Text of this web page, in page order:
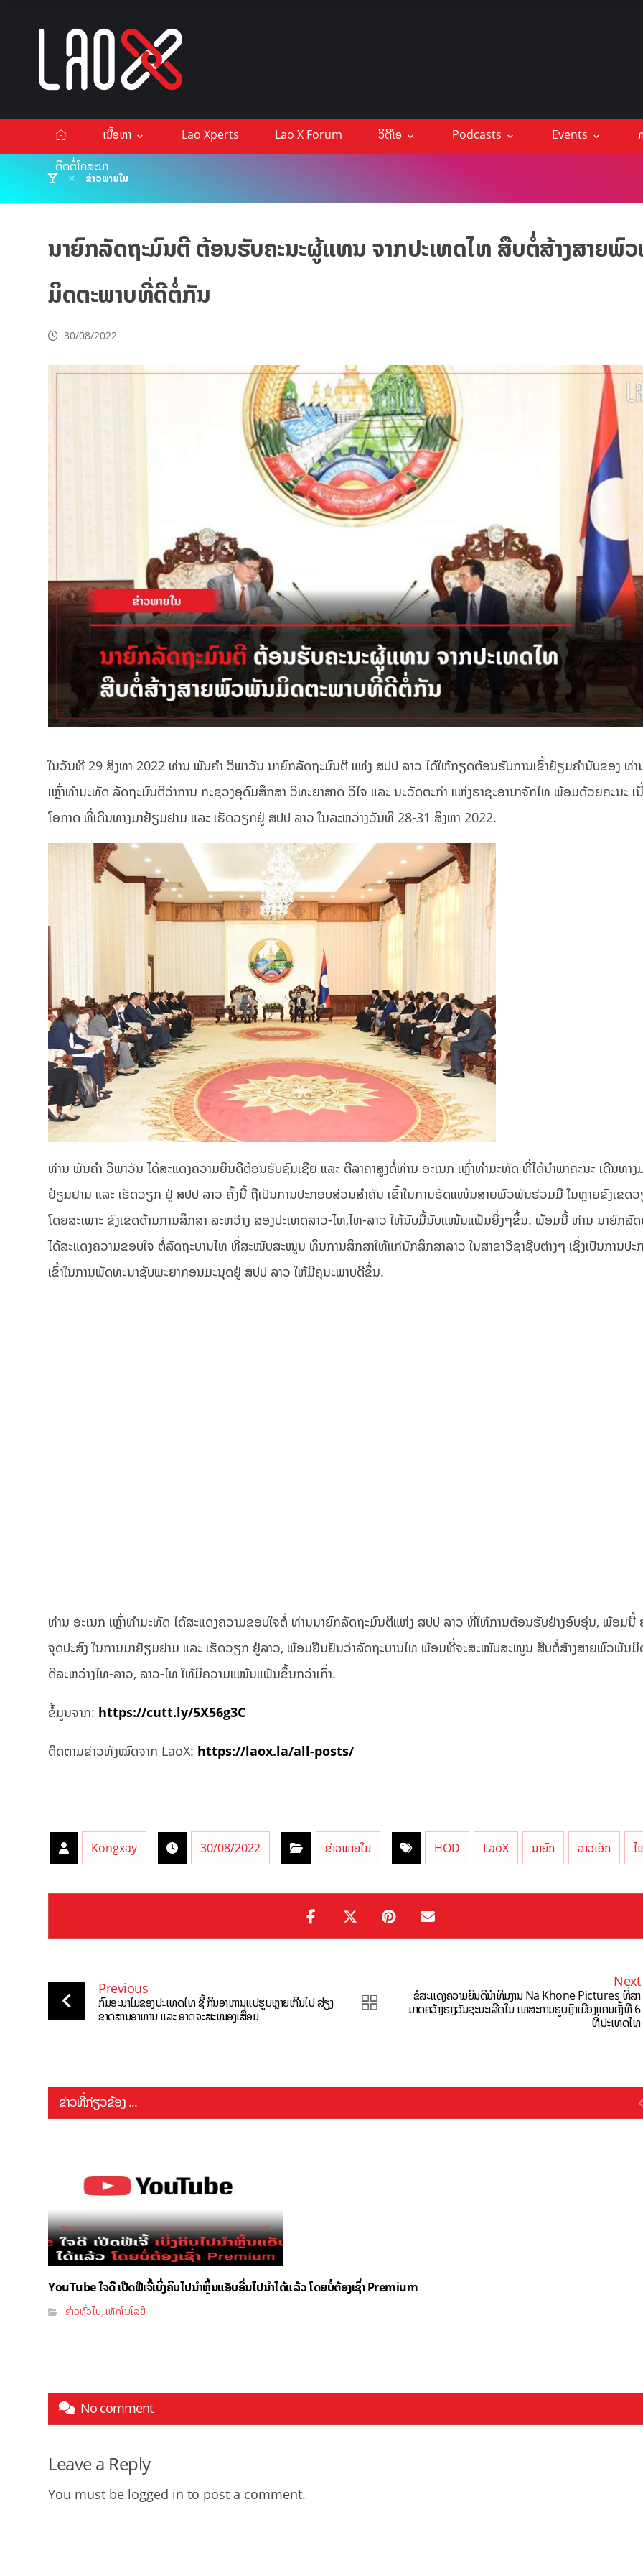
ເນື້ອຫາ Lao Xperts Lao X Forum ວິດີໂອ Podcasts Events
ຕິດຕໍ່ໂຄສະນາ
ຂ່າວພາຍໃນ
ນາຍົກລັດຖະມົນຕີ ຕ້ອນຮັບຄະນະຜູ້ແທນ ຈາກປະເທດໄທ ສືບຕໍ່ສ້າງສາຍພົ
ມິດຕະພາບທີ່ດີຕໍ່ກັນ
30/08/2022
ໃນວັນທີ 29 ສິງຫາ 2022 ທ່ານ ພັນຄຳ ວິພາວັນ ນາຍົກລັດຖະມົນຕີ ແຫ່ງ ສປປ ລາວ ໄດ້ໃຫ້ກຽດຕ້ອນຮັບການເຂົ້າຢ້ຽມຄຳນັບຂອງ ທ່າ
ເຫຼົ່າທຳມະທັດ ລັດຖະມົນຕີວ່າການ ກະຊວງອຸດົມສຶກສາ ວິທະຍາສາດ ວິໄຈ ແລະ ນະວັດຕະກຳ ແຫ່ງຣາຊະອານາຈັກໄທ ພ້ອມດ້ວຍຄະນະ ເ
ໂອກາດ ທີ່ເດີນທາງມາຢ້ຽມຢາມ ແລະ ເຮັດວຽກຢູ່ ສປປ ລາວ ໃນລະຫວ່າງວັນທີ 28-31 ສິງຫາ 2022.
ທ່ານ ພັນຄຳ ວິພາວັນ ໄດ້ສະແດງຄວາມຍິນດີຕ້ອນຮັບຊົມເຊີຍ ແລະ ຕີລາຄາສູງຕໍ່ທ່ານ ອະເນກ ເຫຼົ່າທຳມະທັດ ທີ່ໄດ້ນຳພາຄະນະ ເດີນທາງ
ຢ້ຽມຢາມ ແລະ ເຮັດວຽກ ຢູ່ ສປປ ລາວ ຄັ້ງນີ້ ຖືເປັນການປະກອບສ່ວນສຳຄັນ ເຂົ້າໃນການຮັດແໜ້ນສາຍພົວພັນຮ່ວມມື ໃນຫຼາຍຂົງເຂດວ
ໂດຍສະເພາະ ຂົງເຂດດ້ານການສຶກສາ ລະຫວ່າງ ສອງປະເທດລາວ-ໄທ,ໄທ-ລາວ ໃຫ້ນັບມື້ນັບແໜ້ນແຟ້ນຍິ່ງໆຂຶ້ນ. ພ້ອມນີ້ ທ່ານ ນາຍົກລັ
ໄດ້ສະແດງຄວາມຂອບໃຈ ຕໍ່ລັດຖະບານໄທ ທີ່ສະໜັບສະໜູນ ທຶນການສຶກສາໃຫ້ແກ່ນັກສຶກສາລາວ ໃນສາຂາວິຊາຊີບຕ່າງໆ ເຊິ່ງເປັນການປ
ເຂົ້າໃນການພັດທະນາຊັບພະຍາກອນມະນຸດຢູ່ ສປປ ລາວ ໃຫ້ມີຄຸນະພາບດີຂຶ້ນ.
ທ່ານ ອະເນກ ເຫຼົ່າທຳມະທັດ ໄດ້ສະແດງຄວາມຂອບໃຈຕໍ່ ທ່ານນາຍົກລັດຖະມົນຕີແຫ່ງ ສປປ ລາວ ທີ່ໃຫ້ການຕ້ອນຮັບຢ່າງອົບອຸ່ນ, ພ້ອມນີ້
ຈຸດປະສົງ ໃນການມາຢ້ຽມຢາມ ແລະ ເຮັດວຽກ ຢູ່ລາວ, ພ້ອມຢືນຢັນວ່າລັດຖະບານໄທ ພ້ອມທີ່ຈະສະໜັບສະໜູນ ສືບຕໍ່ສ້າງສາຍພົວພັນ
ດີລະຫວ່າງໄທ-ລາວ, ລາວ-ໄທ ໃຫ້ມີຄວາມແໜ້ນແຟ້ນຂຶ້ນກວ່າເກົ່າ.
ຂໍ້ມູນຈາກ: https://cutt.ly/5X56g3C
ຕິດຕາມຂ່າວທັງໝົດຈາກ LaoX: https://laox.la/all-posts/
Kongxay 30/08/2022 ຂ່າວພາຍໃນ HOD LaoX ນາຍົກ ລາວເອັກ ໄ
Previous
ກົມອະນາໄມຂອງປະເທດໄທ ຊີ້ ກິນອາຫານແປຮູບຫຼາຍເກີນໄປ ສ່ຽງ
ຂາດສານອາຫານ ແລະ ອາດຈະສະໝອງເສື່ອມ
Next
ຂໍສະແດງຄວາມຍິນດີນຳທີມງານ Na Khone Pictures ທີ່ສາ
ມາດຄວ້າງຮາງວັນຊະນະເລີດໃນ ເທສະການຮູບເງົາເມືອງແຄນຄັ້ງທີ 6
ທີ່ປະເທດໄທ
ຂ່າວທີ່ກ່ຽວຂ້ອງ ...
YouTube ໃຈດີ ເປີດຟີເຈີ້ເບິ່ງຄິບໄປນຳຫຼິ້ນແອັບອື່ນໄປນຳໄດ້ແລ້ວ ໂດຍບໍ່ຕ້ອງເຊົ່າ Premium
ຂ່າວທົ່ວໄປ,ເທັກໂນໂລຢີ
No comment
Leave a Reply
You must be logged in to post a comment.